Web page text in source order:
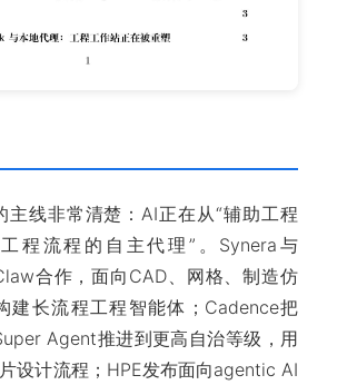
主线非常清楚：AI正在从“辅助工程
程流程的自主代理”。Synera与
合作，面向CAD、网格、制造仿
建长流程工程智能体；Cadence把
Agent推进到更高自治等级，用
设计流程；HPE发布面向agentic AI